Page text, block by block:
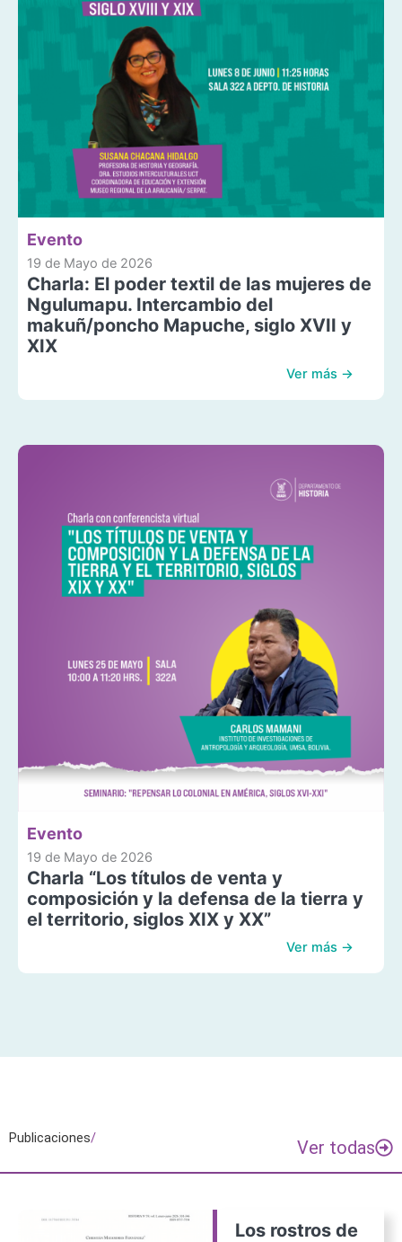
Evento
19 de Mayo de 2026
Charla: El poder textil de las mujeres de
Ngulumapu. Intercambio del
makuñ/poncho Mapuche, siglo XVII y
XIX
Ver más →
Evento
19 de Mayo de 2026
Charla “Los títulos de venta y
composición y la defensa de la tierra y
el territorio, siglos XIX y XX”
Ver más →
Publicaciones/ Ver todas
Los rostros de